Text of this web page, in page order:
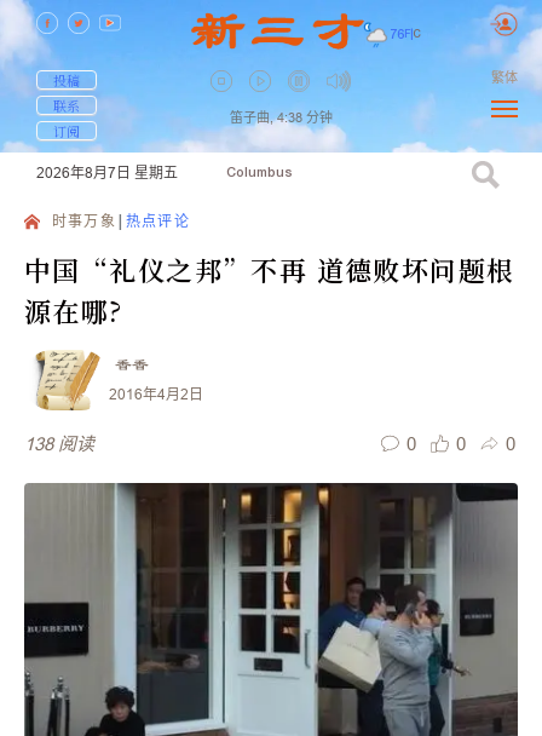
76F| C
投稿
联系
订阅
笛子曲, 4:38 分钟
繁体
2026年8月7日 星期五 Columbus
时事万象 热点评论
中国“礼仪之邦”不再 道德败坏问题根
源在哪?
香香
2016年4月2日
138 阅读 0 0 0